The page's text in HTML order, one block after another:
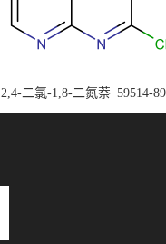
2,4-二氯-1,8-二氮萘| 59514-